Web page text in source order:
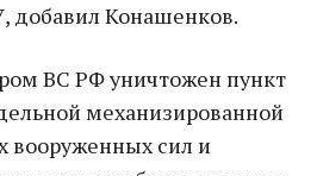
добавил Конашенков.
ВС РФ уничтожен пункт
механизированной
вооруженных сил и